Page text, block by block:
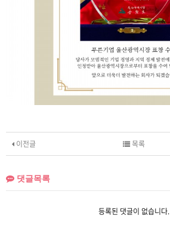
이전글 목록
댓글목록
등록된 댓글이 없습니다.